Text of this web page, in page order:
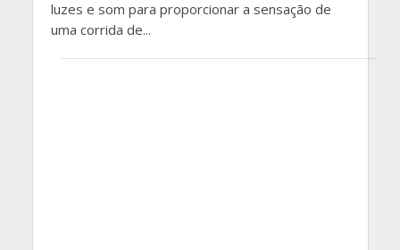
luzes e som para proporcionar a sensação de
uma corrida de...